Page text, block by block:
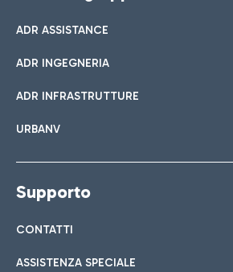
ADR ASSISTANCE
ADR INGEGNERIA
ADR INFRASTRUTTURE
URBANV
Supporto
CONTATTI
ASSISTENZA SPECIALE